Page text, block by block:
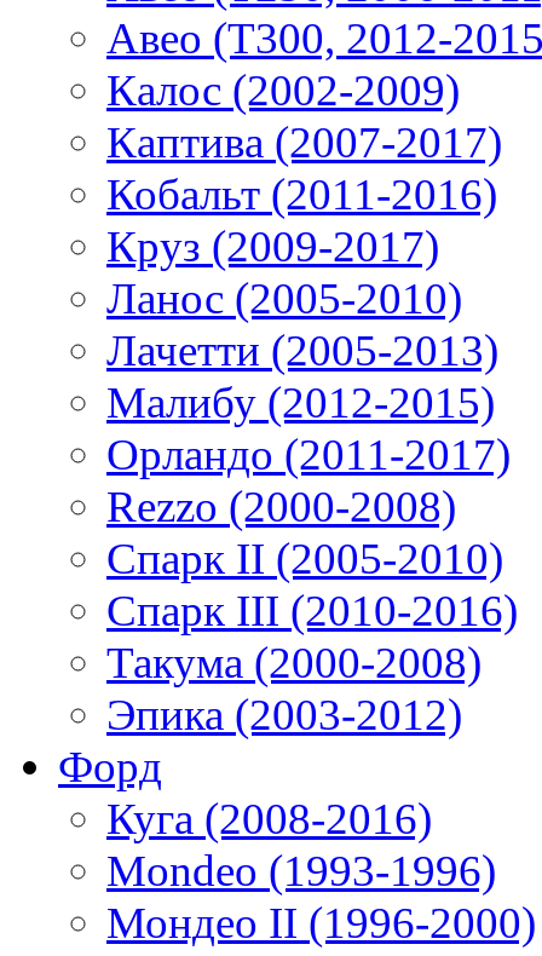
Авео (T300, 2012-
Калос (2002-2009)
Каптива (2007-2017)
Кобальт (2011-2016)
Круз (2009-2017)
Ланос (2005-2010)
Лачетти (2005-2013)
Малибу (2012-2015)
Орландо (2011-2017)
Rezzo (2000-2008)
Спарк II (2005-2010)
Спарк III (2010-2016)
Такума (2000-2008)
Эпика (2003-2012)
Форд
Куга (2008-2016)
Mondeo (1993-1996)
Мондео II (1996-2000)